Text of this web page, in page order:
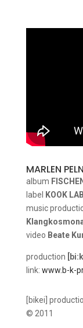
MARLEN
album FISCHEN
label
KOOK
music
video Beate
production
link: www.b-k-
[bikei]
© 2011